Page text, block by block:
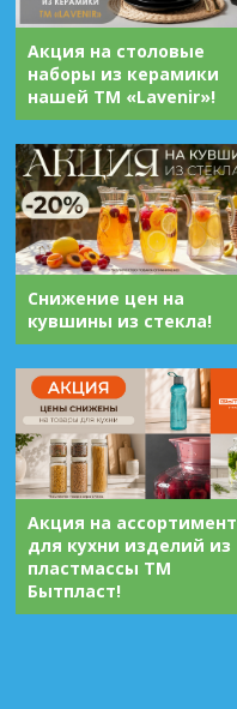
Акция на столовые
наборы из керамики
нашей ТМ «Lavenir»!
Снижение цен на
кувшины из стекла!
Акция на ассортимент
для кухни изделий из
пластмассы ТМ
Бытпласт!